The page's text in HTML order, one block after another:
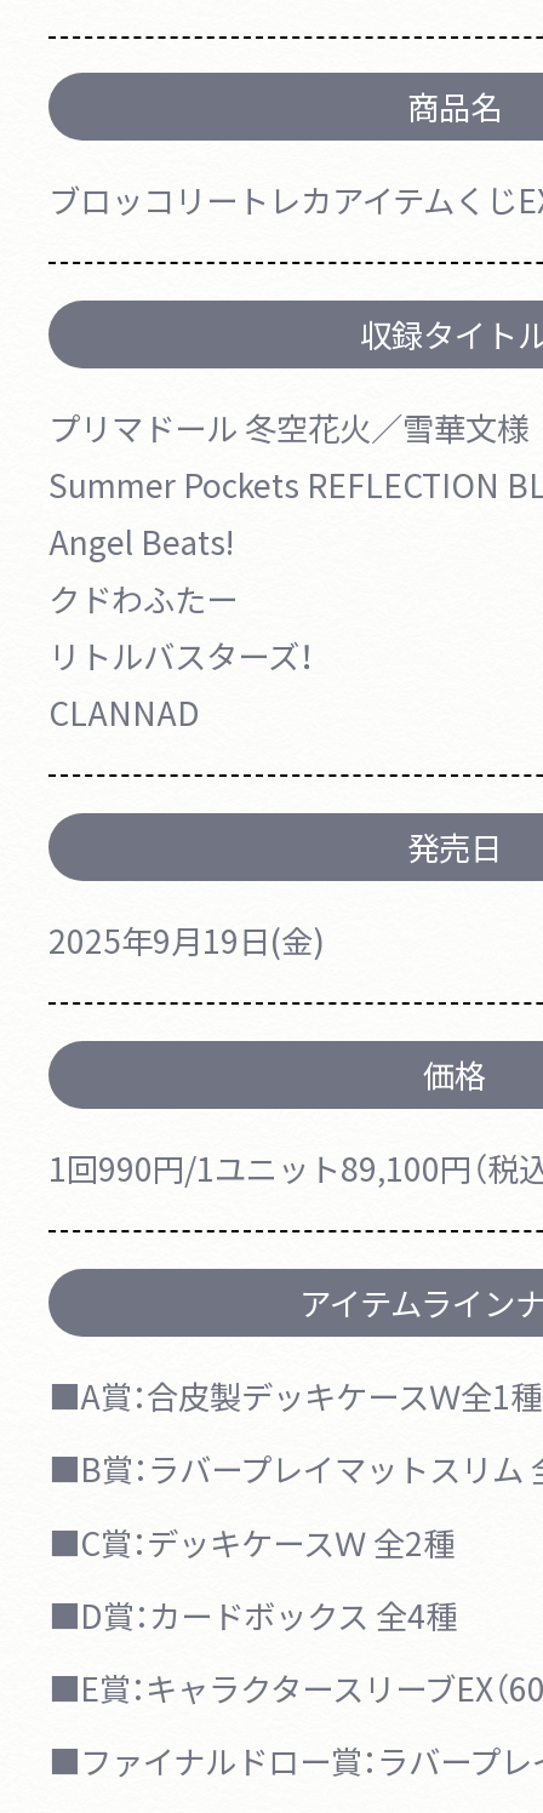
商品名
ブロッコリートレカアイテムくじ
収録タイト
プリマドール 冬空花火／雪華文様
Summer Pockets REFLECTION
Angel Beats!
クドわふたー
リトルバスターズ！
CLANNAD
発売日
2025年9月19日(金)
価格
1回990円/1ユニット89,100円（税
アイテムライン
■A賞：合皮製デッキケースＷ全1種
■B賞：ラバープレイマットスリム
■C賞：デッキケースＷ全2種
■D賞：カードボックス 全4種
■E賞：キャラクタースリーブEX（
■ファイナルドロー賞：ラバープ